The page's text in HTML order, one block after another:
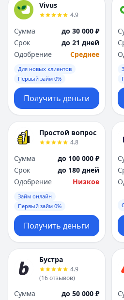
Vivus
4.9
Сумма
до 30 000 ₽
Срок
до 21 дней
Одобрение
Среднее
Для новых клиентов
Первый займ 0%
Получить деньги
Простой вопрос
4.8
Сумма
до 100 000 ₽
Срок
до 180 дней
Одобрение
Низкое
Займ онлайн
Первый займ 0%
Получить деньги
Бустра
4.9
(16отзывов)
Сумма
до 50 000 ₽